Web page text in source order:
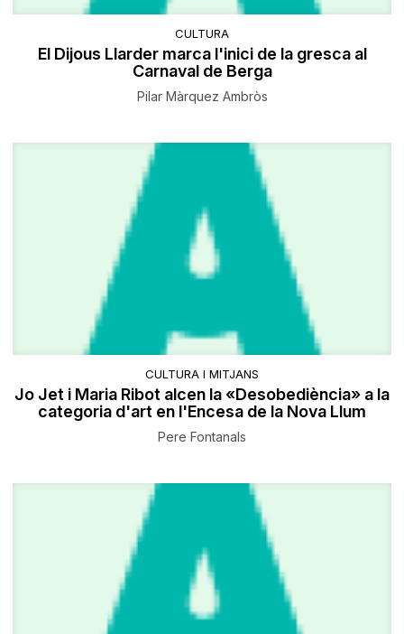
CULTURA
El Dijous Llarder marca l'inici de la gresca al
Carnaval de Berga
Pilar Màrquez Ambròs
CULTURA I MITJANS
Jo Jet i Maria Ribot alcen la «Desobediència» a la
categoria d'art en l'Encesa de la Nova Llum
Pere Fontanals